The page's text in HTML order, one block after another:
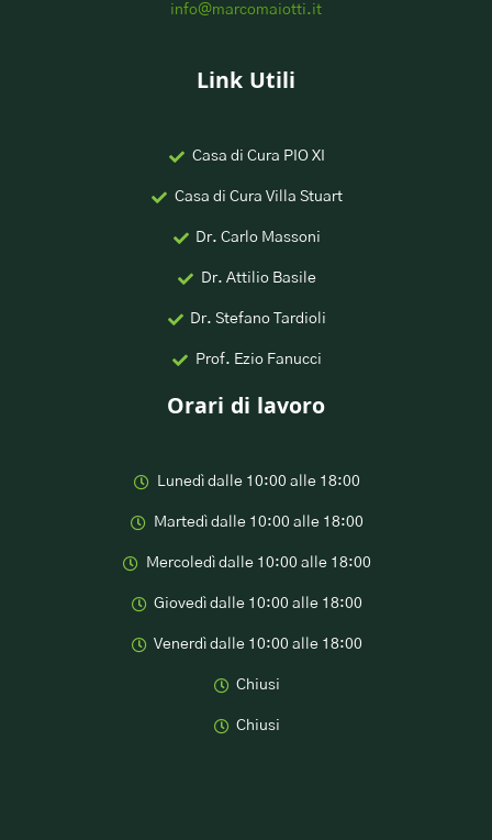
info@marcomaiotti.it
Link Utili
Casa di Cura PIO XI
Casa di Cura Villa Stuart
Dr. Carlo Massoni
Dr. Attilio Basile
Dr. Stefano Tardioli
Prof. Ezio Fanucci
Orari di lavoro
Lunedì dalle 10:00 alle 18:00
Martedì dalle 10:00 alle 18:00
Mercoledì dalle 10:00 alle 18:00
Giovedì dalle 10:00 alle 18:00
Venerdì dalle 10:00 alle 18:00
Chiusi
Chiusi